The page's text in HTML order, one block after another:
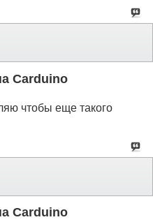
Carduino
чтобы еще такого
Carduino